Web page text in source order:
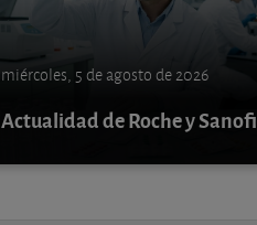
miércoles, 5 de agosto de 2026
Actualidad de Roche y Sanofi